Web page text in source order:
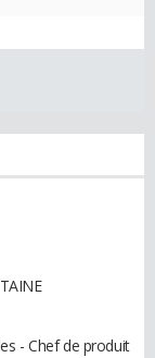
- Chef de produit